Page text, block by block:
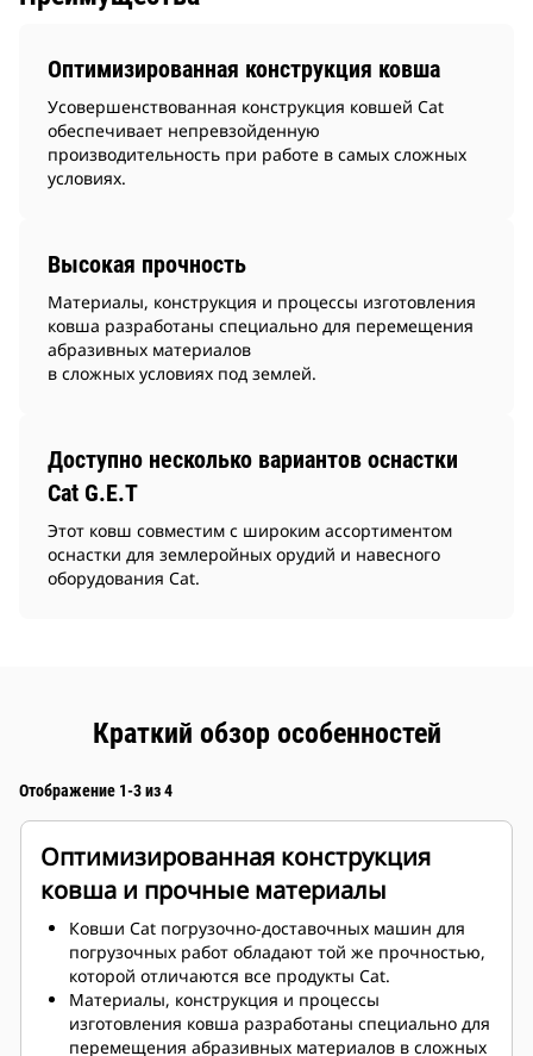
Оптимизированная конструкция ковша
Усовершенствованная конструкция ковшей Cat
обеспечивает непревзойденную
производительность при работе в самых сложных
условиях.
Высокая прочность
Материалы, конструкция и процессы изготовления
ковша разработаны специально для перемещения
абразивных материалов
в сложных условиях под землей.
Доступно несколько вариантов оснастки
Cat G.E.T
Этот ковш совместим с широким ассортиментом
оснастки для землеройных орудий и навесного
оборудования Cat.
Краткий обзор особенностей
Отображение 1-3 из 4
Оптимизированная конструкция
ковша и прочные материалы
Ковши Cat погрузочно-доставочных машин для
погрузочных работ обладают той же прочностью,
которой отличаются все продукты Cat.
Материалы, конструкция и процессы
изготовления ковша разработаны специально для
перемещения абразивных материалов в сложных